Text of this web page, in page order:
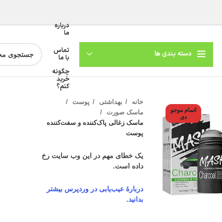
دسته بندی ها
درباره
ما
تماس
با ما
چگونه
خرید
کنم؟
اتمام موجو
دی
تصویر
خانه بهداشتی
پوست
ماسک صورت
ماسک زغالی پاک‌کننده و سفت‌کننده
پوست
یک خطای مهم در این وب سایت رخ
داده است.
دربارهٔ عیب‌یابی در وردپرس بیشتر
بدانید.